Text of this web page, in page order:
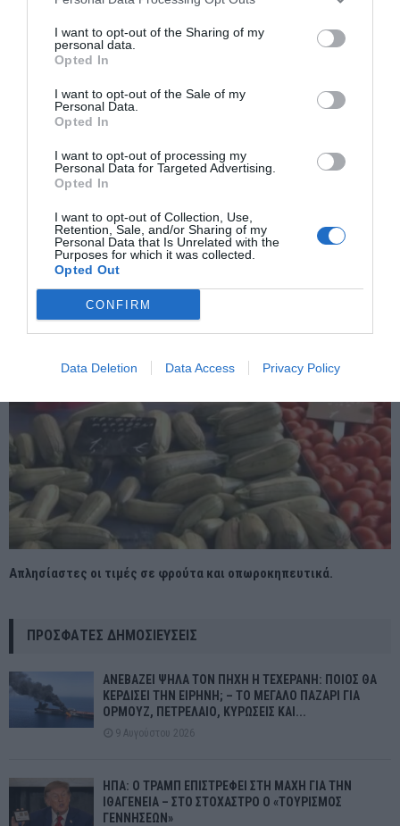
I want to opt-out of the Sharing of my
personal data.
Opted In
I want to opt-out of the Sale of my
Personal Data.
Opted In
I want to opt-out of processing my
Personal Data for Targeted Advertising.
Opted In
I want to opt-out of Collection, Use,
Retention, Sale, and/or Sharing of my
Personal Data that Is Unrelated with the
Purposes for which it was collected.
Opted Out
CONFIRM
Data Deletion Data Access Privacy Policy
Πλανήτης Άρης: Περιστρέφεται όλο και πιο γρήγορα.Το
φαινόμενο προβληματίζει τους επιστήμονες
Απλησίαστες οι τιμές σε φρούτα και οπωροκηπευτικά.
ΠΡΌΣΦΑΤΕΣ ΔΗΜΟΣΙΕΎΣΕΙΣ
ΑΝΕΒΑΖΕΙ ΨΗΛΑ ΤΟΝ ΠΗΧΗ Η ΤΕΧΕΡΑΝΗ: ΠΟΙΟΣ ΘΑ
ΚΕΡΔΙΣΕΙ ΤΗΝ ΕΙΡΗΝΗ; – ΤΟ ΜΕΓΑΛΟ ΠΑΖΑΡΙ ΓΙΑ
ΟΡΜΟΥΖ, ΠΕΤΡΕΛΑΙΟ, ΚΥΡΩΣΕΙΣ ΚΑΙ...
9 Αυγούστου 2026
ΗΠΑ: Ο ΤΡΑΜΠ ΕΠΙΣΤΡΕΦΕΙ ΣΤΗ ΜΑΧΗ ΓΙΑ ΤΗΝ
ΙΘΑΓΕΝΕΙΑ – ΣΤΟ ΣΤΟΧΑΣΤΡΟ Ο «ΤΟΥΡΙΣΜΟΣ
ΓΕΝΝΗΣΕΩΝ»